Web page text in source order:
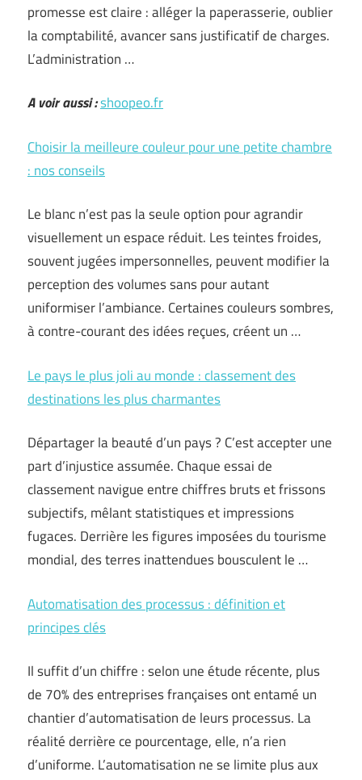
promesse est claire : alléger la paperasserie, oublier
la comptabilité, avancer sans justificatif de charges.
L’administration …
A voir aussi :shoopeo.fr
Choisir la meilleure couleur pour une petite chambre
: nos conseils
Le blanc n’est pas la seule option pour agrandir
visuellement un espace réduit. Les teintes froides,
souvent jugées impersonnelles, peuvent modifier la
perception des volumes sans pour autant
uniformiser l’ambiance. Certaines couleurs sombres,
à contre-courant des idées reçues, créent un …
Le pays le plus joli au monde : classement des
destinations les plus charmantes
Départager la beauté d’un pays ? C’est accepter une
part d’injustice assumée. Chaque essai de
classement navigue entre chiffres bruts et frissons
subjectifs, mêlant statistiques et impressions
fugaces. Derrière les figures imposées du tourisme
mondial, des terres inattendues bousculent le …
Automatisation des processus : définition et
principes clés
Il suffit d’un chiffre : selon une étude récente, plus
de 70% des entreprises françaises ont entamé un
chantier d’automatisation de leurs processus. La
réalité derrière ce pourcentage, elle, n’a rien
d’uniforme. L’automatisation ne se limite plus aux